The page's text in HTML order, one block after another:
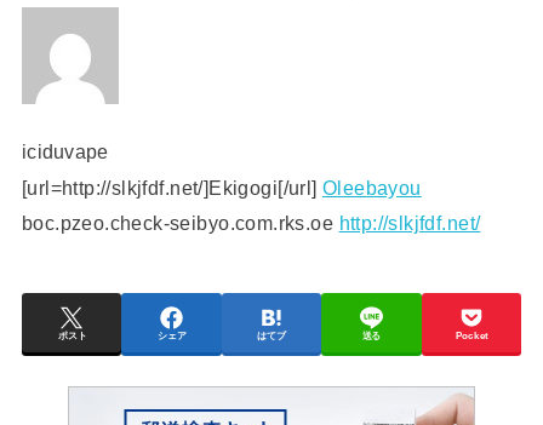
iciduvape
[url=http://slkjfdf.net/]Ekigogi[/url] Oleebayou
boc.pzeo.check-seibyo.com.rks.oe http://slkjfdf.net/
ポスト シェア はてブ 送る Pocket